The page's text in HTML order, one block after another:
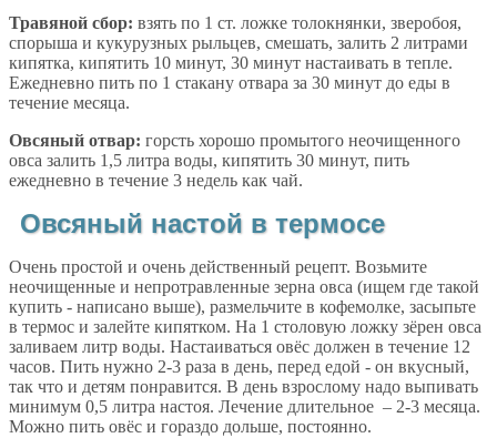
Травяной сбор: взять по 1 ст. ложке толокнянки, зверобоя,
спорыша и кукурузных рыльцев, смешать, залить 2 литрами
кипятка, кипятить 10 минут, 30 минут настаивать в тепле.
Ежедневно пить по 1 стакану отвара за 30 минут до еды в
течение месяца.
Овсяный отвар: горсть хорошо промытого неочищенного
овса залить 1,5 литра воды, кипятить 30 минут, пить
ежедневно в течение 3 недель как чай.
Овсяный настой в термосе
Очень простой и очень действенный рецепт. Возьмите
неочищенные и непротравленные зерна овса (ищем где такой
купить - написано выше), размельчите в кофемолке, засыпьте
в термос и залейте кипятком. На 1 столовую ложку зёрен овса
заливаем литр воды. Настаиваться овёс должен в течение 12
часов. Пить нужно 2-3 раза в день, перед едой - он вкусный,
так что и детям понравится. В день взрослому надо выпивать
минимум 0,5 литра настоя. Лечение длительное – 2-3 месяца.
Можно пить овёс и гораздо дольше, постоянно.